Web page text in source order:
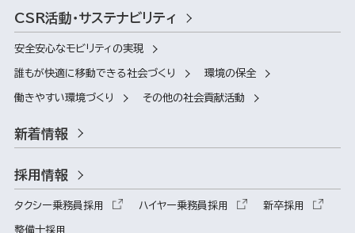
CSR活動・サステナビリティ
安全安心なモビリティの実現
誰もが快適に移動できる社会づくり 環境の保全
働きやすい環境づくり その他の社会貢献活動
新着情報
採用情報
タクシー乗務員採用 ハイヤー乗務員採用 新卒採用
整備士採用